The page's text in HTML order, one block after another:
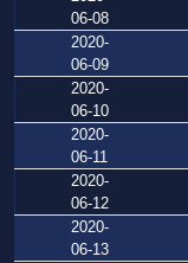
06-08
2020-
06-09
2020-
06-10
2020-
06-11
2020-
06-12
2020-
06-13